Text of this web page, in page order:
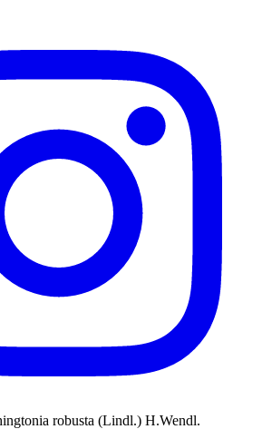
robusta (Lindl.) H.Wendl.